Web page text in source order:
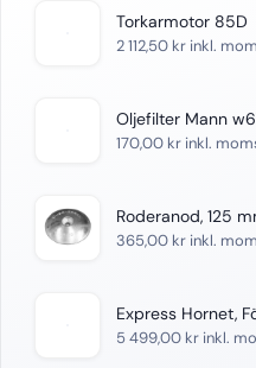
Torkarmotor 85D
2 112,50 kr inkl.
Oljefilter Mann
170,00 kr inkl.
Roderanod, 125
365,00 kr inkl.
Express Hornet,
5 499,00 kr inkl.